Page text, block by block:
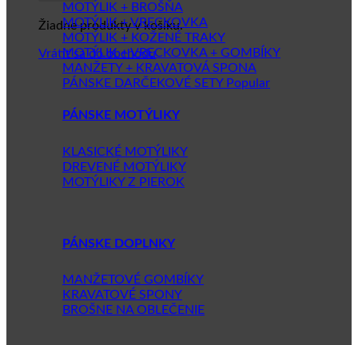
Žiadne produkty v košíku.
Vrátiť sa do obchodu
MOTÝLIK + BROŠŇA
MOTÝLIK + VRECKOVKA
MOTÝLIK + KOŽENÉ TRAKY
MOTÝLIK + VRECKOVKA + GOMBÍKY
MANŽETY + KRAVATOVÁ SPONA
PÁNSKE DARČEKOVÉ SETY
PÁNSKE MOTÝLIKY
KLASICKÉ MOTÝLIKY
DREVENÉ MOTÝLIKY
MOTÝLIKY Z PIEROK
PÁNSKE DOPLNKY
MANŽETOVÉ GOMBÍKY
KRAVATOVÉ SPONY
BROŠNE NA OBLEČENIE